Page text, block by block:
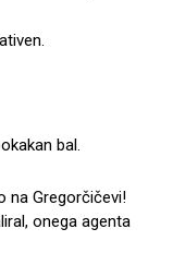
bal.
na Gregorčičevi!
onega agenta